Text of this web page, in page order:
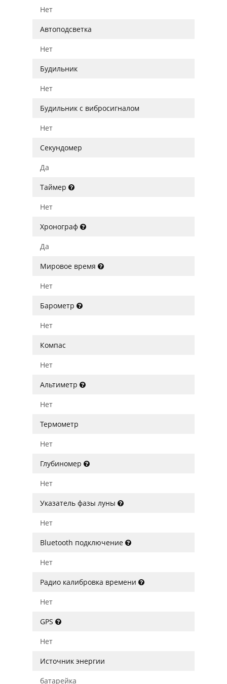
Нет
Автоподсветка
Нет
Будильник
Нет
Будильник с вибросигналом
Нет
Секундомер
Да
Таймер
Нет
Хронограф
Да
Мировое время
Нет
Барометр
Нет
Компас
Нет
Альтиметр
Нет
Термометр
Нет
Глубиномер
Нет
Указатель фазы луны
Нет
Bluetooth подключение
Нет
Радио калибровка времени
Нет
GPS
Нет
Источник энергии
батарейка